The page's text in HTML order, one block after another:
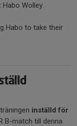
Wolley.
Habo to take their
inställd för
B-match till denna